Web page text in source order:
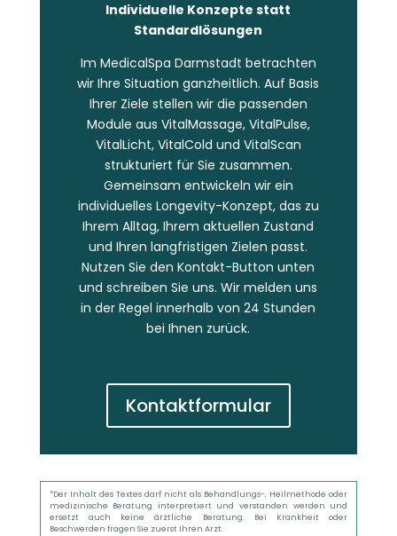
Individuelle Konzepte statt
Standardlösungen
Im MedicalSpa Darmstadt betrachten
wir Ihre Situation ganzheitlich. Auf Basis
Ihrer Ziele stellen wir die passenden
Module aus VitalMassage, VitalPulse,
VitalLicht, VitalCold und VitalScan
strukturiert für Sie zusammen.
Gemeinsam entwickeln wir ein
individuelles Longevity-Konzept, das zu
Ihrem Alltag, Ihrem aktuellen Zustand
und Ihren langfristigen Zielen passt.
Nutzen Sie den Kontakt-Button unten
und schreiben Sie uns. Wir melden uns
in der Regel innerhalb von 24 Stunden
bei Ihnen zurück.
Kontaktformular
*Der Inhalt des Textes darf nicht als Behandlungs-, Heilmethode oder
medizinische Beratung interpretiert und verstanden werden und
ersetzt auch keine ärztliche Beratung. Bei Krankheit oder
Beschwerden fragen Sie zuerst Ihren Arzt.